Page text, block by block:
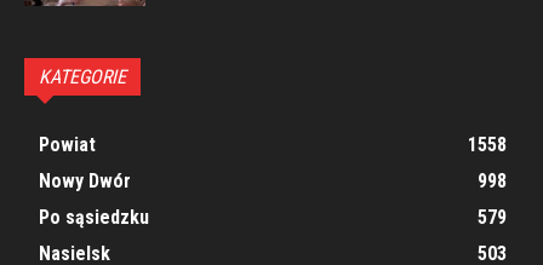
KATEGORIE
Powiat
1558
Nowy Dwór
998
Po sąsiedzku
579
Nasielsk
503